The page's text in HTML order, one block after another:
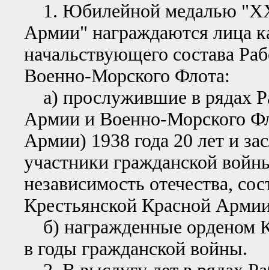
1. Юбилейной медалью "XX
Армии" награждаются лица
начальствующего состава
Военно-Морского Флота:
а) прослужившие в рядах
Армии и Военно-Морского
Армии) 1938 года 20 лет и
участники гражданской
независимость отечества,
Крестьянской Красной
б) награжденные орденом
в годы гражданской войны.